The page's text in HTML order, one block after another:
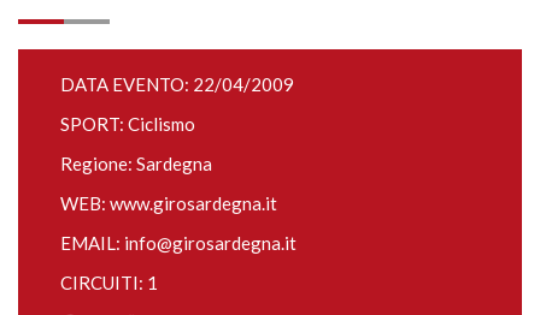
DATA EVENTO: 22/04/2009
SPORT: Ciclismo
Regione: Sardegna
WEB: www.girosardegna.it
EMAIL: info@girosardegna.it
CIRCUITI: 1